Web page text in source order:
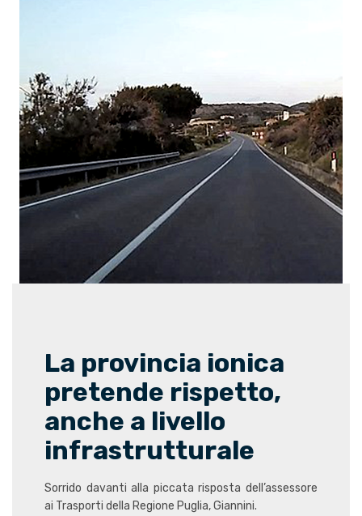
La provincia ionica
pretende rispetto,
anche a livello
infrastrutturale
Sorrido davanti alla piccata risposta dell’assessore
ai Trasporti della Regione Puglia, Giannini.